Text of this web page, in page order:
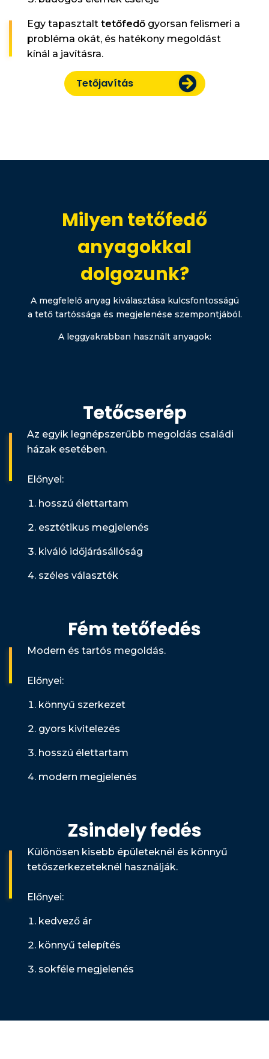
Egy tapasztalt tetőfedő gyorsan felismeri a
probléma okát, és hatékony megoldást
kínál a javításra.
Tetőjavítás
Milyen tetőfedő
anyagokkal
dolgozunk?
A megfelelő anyag kiválasztása kulcsfontosságú
a tető tartóssága és megjelenése szempontjából.
A leggyakrabban használt anyagok:
Tetőcserép
Az egyik legnépszerűbb megoldás családi
házak esetében.
Előnyei:
hosszú élettartam
esztétikus megjelenés
kiváló időjárásállóság
széles választék
Fém tetőfedés
Modern és tartós megoldás.
Előnyei:
könnyű szerkezet
gyors kivitelezés
hosszú élettartam
modern megjelenés
Zsindely fedés
Különösen kisebb épületeknél és könnyű
tetőszerkezeteknél használják.
Előnyei:
kedvező ár
könnyű telepítés
sokféle megjelenés